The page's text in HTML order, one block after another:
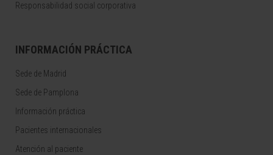
Responsabilidad social corporativa
INFORMACIÓN PRÁCTICA
Sede de Madrid
Sede de Pamplona
Información práctica
Pacientes internacionales
Atención al paciente